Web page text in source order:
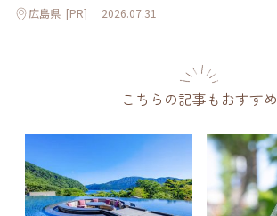
広島県 [PR] 2026.07.31
こちらの記事もおすすめ